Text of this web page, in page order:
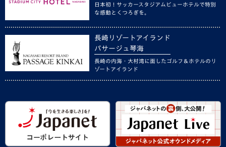
日本初！サッカースタジアムビューホテルで特別
な感動とくつろぎを。
長崎リゾートアイランド
パサージュ琴海
長崎の内海・大村湾に面したゴルフ＆ホテルのリ
ゾートアイランド